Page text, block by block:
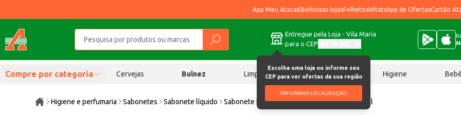
App Meu AtacadãoNossas lojasFolhetosWhatsApp de OfertasCartão
Entregue pela Loja - Vila Maria
para o CEP
Escolha uma loja ou informe seu
CEP para ver ofertas da sua região
INFORMAR LOCALIZAÇÃO
Compre por categoria Cervejas Bulnez Limpeza Chocolates Higiene
Higiene e perfumaria Sabonetes Sabonete líquido Sabonete Líquido Clean Level Erva doce 500ml